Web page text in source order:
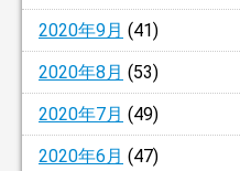
2020年9月 (41)
2020年8月 (53)
2020年7月 (49)
2020年6月 (47)